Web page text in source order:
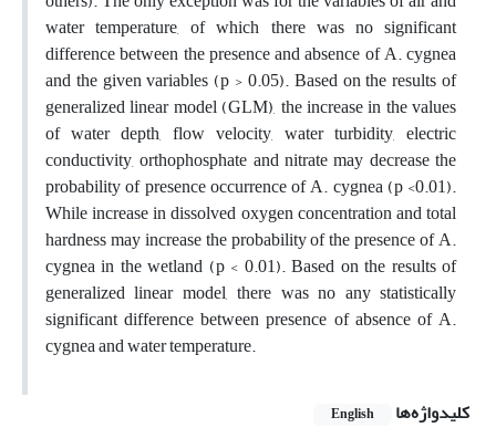
water temperature, of which there was no significant
difference between the presence and absence of A. cygnea
and the given variables (p > 0.05). Based on the results of
generalized linear model (GLM), the increase in the values
of water depth, flow velocity, water turbidity, electric
conductivity, orthophosphate and nitrate may decrease the
probability of presence occurrence of A. cygnea (p <0.01).
While increase in dissolved oxygen concentration and total
hardness may increase the probability of the presence of A.
cygnea in the wetland (p < 0.01). Based on the results of
generalized linear model, there was no any statistically
significant difference between presence of absence of A.
cygnea and water temperature.
کلیدواژه‌ها
English